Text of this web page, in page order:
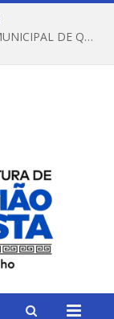
REGULAMENTO DO X CONCURSO INTERMUNICIPAL DE QUADRILHAS JUNINAS – 2026 – ARRAIÁ DA VENEZA